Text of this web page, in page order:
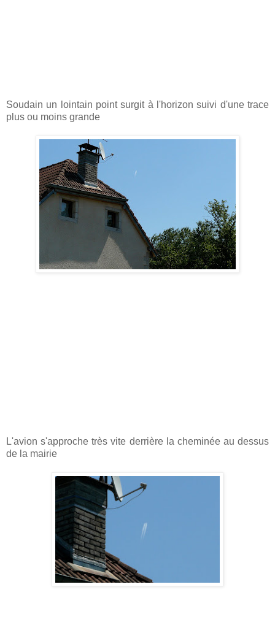
Soudain un lointain point surgit à l'horizon suivi d'une trace
plus ou moins grande
L'avion s'approche très vite derrière la cheminée au dessus
de la mairie